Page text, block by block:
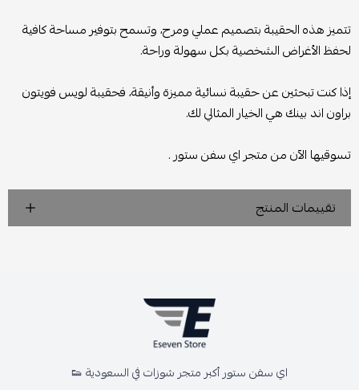
تتميز هذه الحقيبة بتصميم عملي ومرح، وتسمح بتوفير مساحة كافية
لحفظ الأغراض الشخصية بكل سهولة وراحة.
إذا كنت تبحثين عن حقيبة نسائية مميزة وأنيقة، فحقيبة لويس فويتون
براون اند بينك هي الخيار المثالي لك.
تسوقيها الآن من متجر اي سفن ستور .
تقييمات المنتج
اي سفن ستور أكبر متجر شوزات في السعودية 👟